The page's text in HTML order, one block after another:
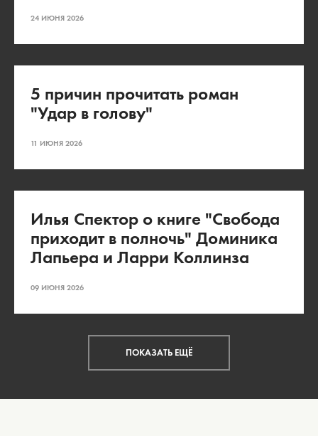
24 ИЮНЯ 2026
5 причин прочитать роман
"Удар в голову"
11 ИЮНЯ 2026
Илья Спектор о книге "Свобода
приходит в полночь" Доминика
Лапьера и Ларри Коллинза
09 ИЮНЯ 2026
ПОКАЗАТЬ ЕЩЁ